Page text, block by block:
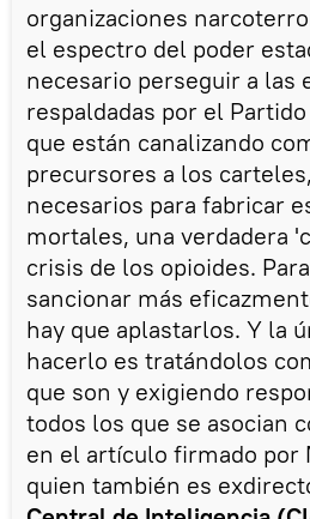
organizaciones
el espectro del poder
necesario perseguir a las
respaldadas por el
que están canalizando
precursores a los
necesarios para fabricar
mortales, una verdadera
crisis de los opioides.
sancionar más
hay que aplastarlos. Y la
hacerlo es tratándolos
que son y exigiendo
todos los que se asocian
en el artículo firmado por
quien también es